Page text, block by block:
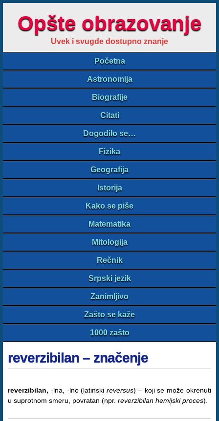
Opšte obrazovanje
Uvek i svugde dostupno znanje
Početna
Astronomija
Biografije
Citati
Dogodilo se…
Fizika
Geografija
Istorija
Kako se piše
Matematika
Mitologija
Rečnik
Srpski jezik
Zanimljivo
Zašto se kaže
1000 zašto
reverzibilan – značenje
reverzibilan, -lna, -lno (latinskireversus) – koji se može okrenuti
u suprotnom smeru, povratan (npr. reverzibilan hemijski proces).